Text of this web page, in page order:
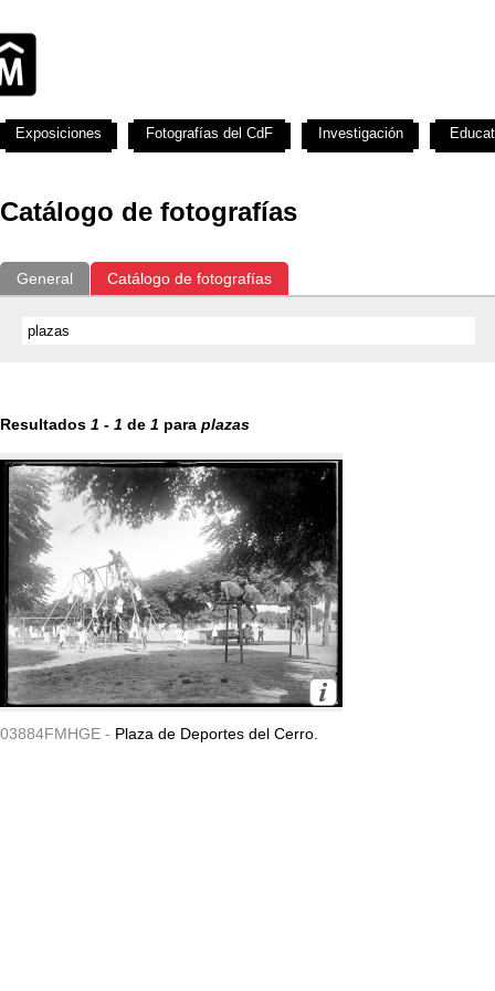
Catálogo de fotografías
General Catálogo de fotografías
Resultados 1 - 1 de 1 para plazas
03884FMHGE - Plaza de Deportes del Cerro.
Exposiciones Fotografías del CdF Investigación